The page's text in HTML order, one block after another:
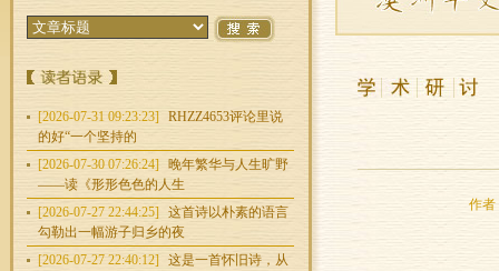
[2026-07-31 09:23:23]
RHZZ4653评论里说
的好“一个坚持的
[2026-07-30 07:26:24]
晚年繁华与人生旷野
——读《形形色色的人生
[2026-07-27 22:44:25]
这首诗以朴素的语言
勾勒出一幅游子归乡的夜
[2026-07-27 22:40:12]
这是一首怀旧诗，从
作者